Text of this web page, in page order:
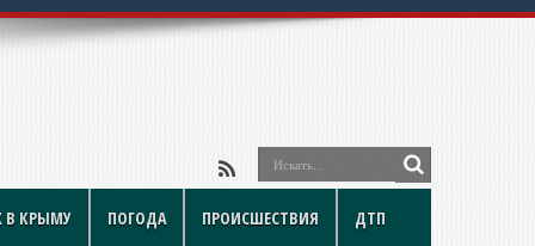
В КРЫМУ ПОГОДА ПРОИСШЕСТВИЯ ДТП